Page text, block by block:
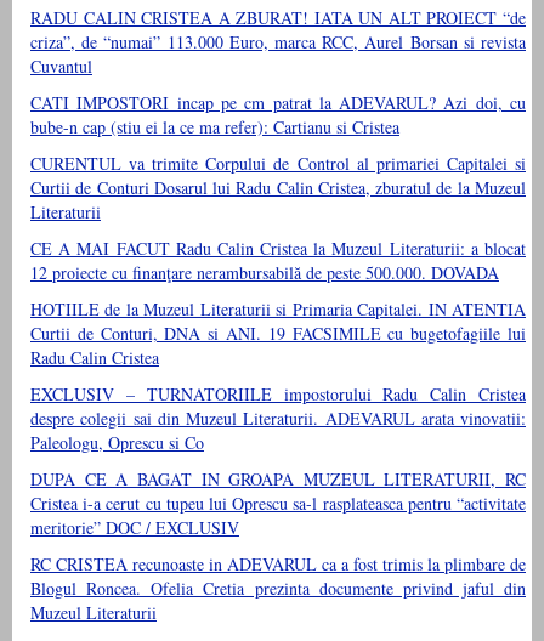
RADU CALIN CRISTEA A ZBURAT! IATA UN ALT PROIECT “de
criza”, de “numai” 113.000 Euro, marca RCC, Aurel Borsan si revista
Cuvantul
CATI IMPOSTORI incap pe cm patrat la ADEVARUL? Azi doi, cu
bube-n cap (stiu ei la ce ma refer): Cartianu si Cristea
CURENTUL va trimite Corpului de Control al primariei Capitalei si
Curtii de Conturi Dosarul lui Radu Calin Cristea, zburatul de la Muzeul
Literaturii
CE A MAI FACUT Radu Calin Cristea la Muzeul Literaturii: a blocat
12 proiecte cu finanţare nerambursabilă de peste 500.000. DOVADA
HOTIILE de la Muzeul Literaturii si Primaria Capitalei. IN ATENTIA
Curtii de Conturi, DNA si ANI. 19 FACSIMILE cu bugetofagiile lui
Radu Calin Cristea
EXCLUSIV – TURNATORIILE impostorului Radu Calin Cristea
despre colegii sai din Muzeul Literaturii. ADEVARUL arata vinovatii:
Paleologu, Oprescu si Co
DUPA CE A BAGAT IN GROAPA MUZEUL LITERATURII, RC
Cristea i-a cerut cu tupeu lui Oprescu sa-l rasplateasca pentru “activitate
meritorie” DOC / EXCLUSIV
RC CRISTEA recunoaste in ADEVARUL ca a fost trimis la plimbare de
Blogul Roncea. Ofelia Cretia prezinta documente privind jaful din
Muzeul Literaturii